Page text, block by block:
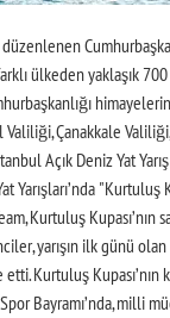
ülkeden yaklaşık
Valiliği, Çanakkale
Açık Deniz Yat
Yarışları’nda
Kurtuluş
yarışın ilk günü
Kurtuluş
Bayramı’nda, milli